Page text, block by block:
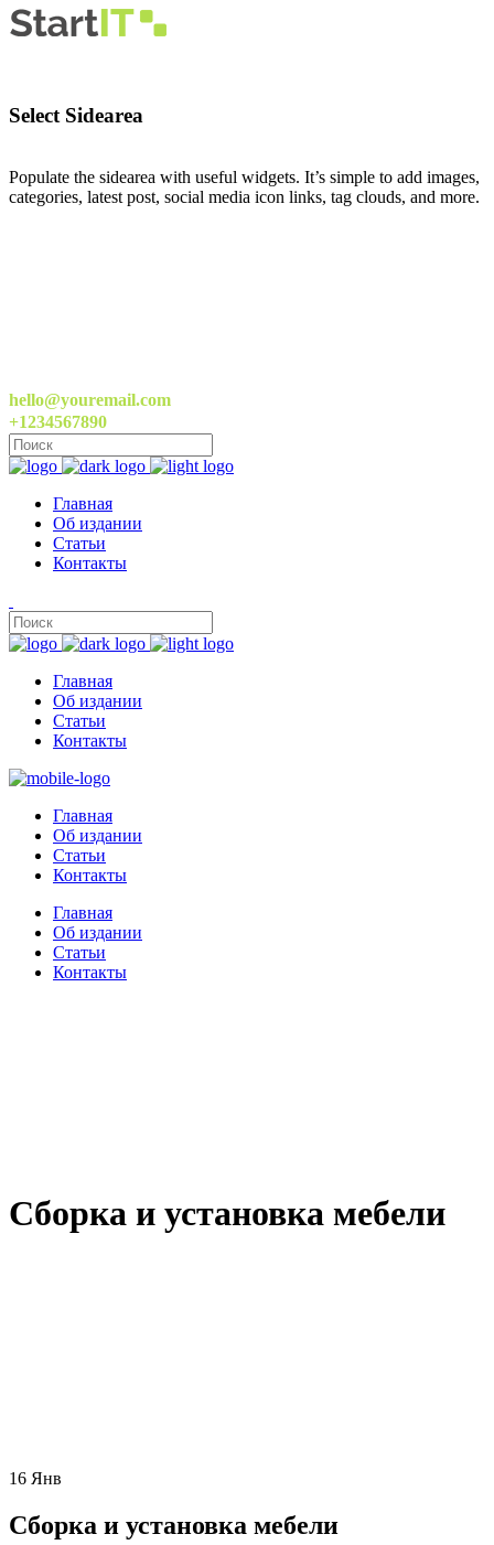
Select Sidearea
Populate the sidearea with useful widgets. It’s simple to add images,
categories, latest post, social media icon links, tag clouds, and more.
hello@youremail.com
+1234567890
Главная
Об издании
Статьи
Контакты
Главная
Об издании
Статьи
Контакты
Главная
Об издании
Статьи
Контакты
Главная
Об издании
Статьи
Контакты
Сборка и установка мебели
16 Янв
Сборка и установка мебели